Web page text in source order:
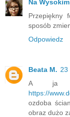
Na
Przepiękny
sposób
Odpowiedz
Beata M. 23
A ja
https://
ozdoba
obraz dużo